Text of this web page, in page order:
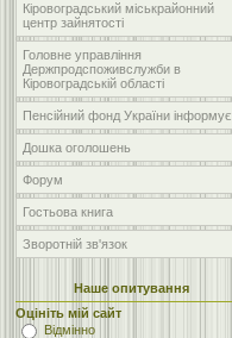
Кіровоградський міськрайонний
центр зайнятості
Головне управління
Держпродспоживслужби в
Кіровоградській області
Пенсійний фонд України інформує
Дошка оголошень
Форум
Гостьова книга
Зворотній зв'язок
Наше опитування
Оцініть мій сайт
Відмінно